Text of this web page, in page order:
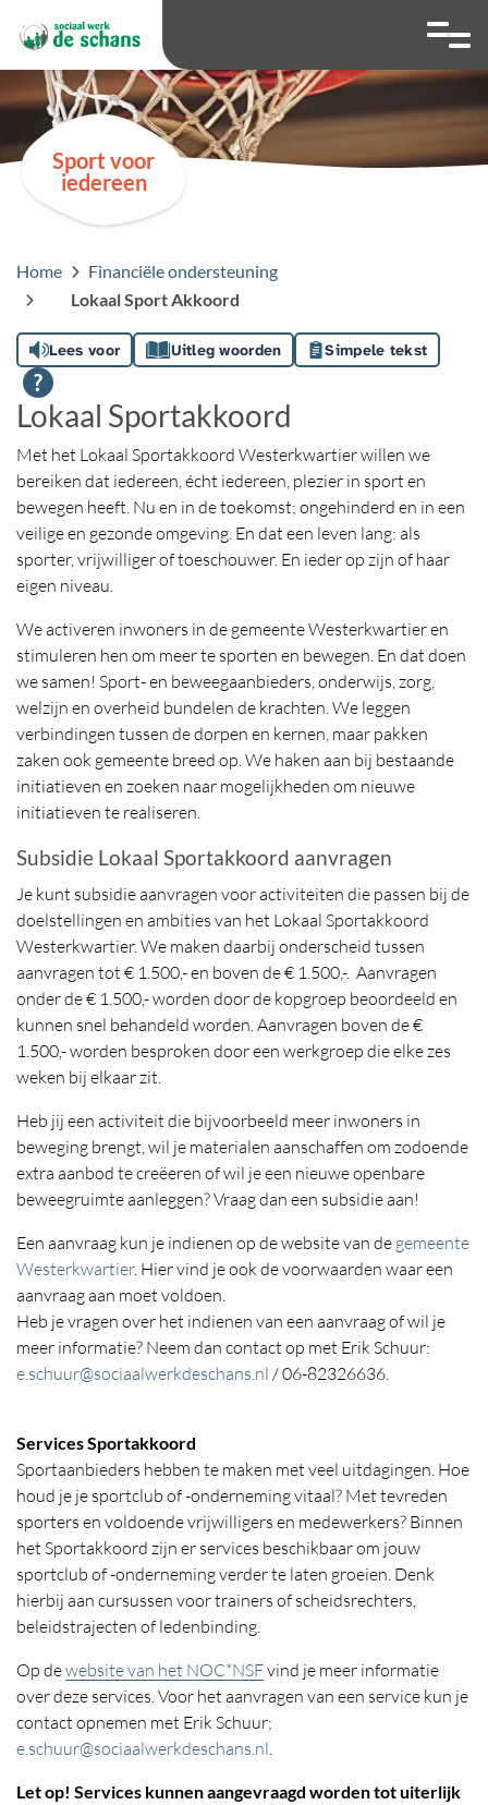
Hoog contrast
Ga naar
Sport voor
iedereen
Home
Financiële ondersteuning
Lokaal Sport Akkoord
Lees voor Uitleg woorden Simpele tekst
Lokaal Sportakkoord
Met het Lokaal Sportakkoord Westerkwartier willen we
bereiken dat iedereen, écht iedereen, plezier in sport en
bewegen heeft. Nu en in de toekomst; ongehinderd en in een
veilige en gezonde omgeving. En dat een leven lang: als
sporter, vrijwilliger of toeschouwer. En ieder op zijn of haar
eigen niveau.
We activeren inwoners in de gemeente Westerkwartier en
stimuleren hen om meer te sporten en bewegen. En dat doen
we samen! Sport- en beweegaanbieders, onderwijs, zorg,
welzijn en overheid bundelen de krachten. We leggen
verbindingen tussen de dorpen en kernen, maar pakken
zaken ook gemeente breed op. We haken aan bij bestaande
initiatieven en zoeken naar mogelijkheden om nieuwe
initiatieven te realiseren.
Subsidie Lokaal Sportakkoord aanvragen
Je kunt subsidie aanvragen voor activiteiten die passen bij de
doelstellingen en ambities van het Lokaal Sportakkoord
Westerkwartier. We maken daarbij onderscheid tussen
aanvragen tot € 1.500,- en boven de € 1.500,-. Aanvragen
onder de € 1.500,- worden door de kopgroep beoordeeld en
kunnen snel behandeld worden. Aanvragen boven de €
1.500,- worden besproken door een werkgroep die elke zes
weken bij elkaar zit.
Heb jij een activiteit die bijvoorbeeld meer inwoners in
beweging brengt, wil je materialen aanschaffen om zodoende
extra aanbod te creëeren of wil je een nieuwe openbare
beweegruimte aanleggen? Vraag dan een subsidie aan!
Een aanvraag kun je indienen op de website van de gemeente
Westerkwartier. Hier vind je ook de voorwaarden waar een
aanvraag aan moet voldoen.
Heb je vragen over het indienen van een aanvraag of wil je
meer informatie? Neem dan contact op met Erik Schuur:
e.schuur@sociaalwerkdeschans.nl / 06-82326636.
Services Sportakkoord
Sportaanbieders hebben te maken met veel uitdagingen. Hoe
houd je je sportclub of -onderneming vitaal? Met tevreden
sporters en voldoende vrijwilligers en medewerkers? Binnen
het Sportakkoord zijn er services beschikbaar om jouw
sportclub of -onderneming verder te laten groeien. Denk
hierbij aan cursussen voor trainers of scheidsrechters,
beleidstrajecten of ledenbinding.
Op dewebsite van het NOC*NSFvind je meer informatie
over deze services. Voor het aanvragen van een service kun je
contact opnemen met Erik Schuur;
e.schuur@sociaalwerkdeschans.nl
Let op! Services kunnen aangevraagd worden tot uiterlijk